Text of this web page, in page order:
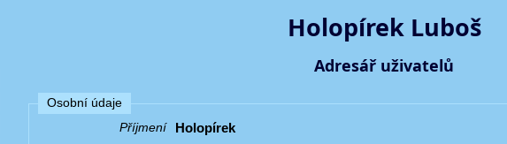
Holopírek Luboš
Adresář uživatelů
Osobní údaje
Příjmení
Holopírek